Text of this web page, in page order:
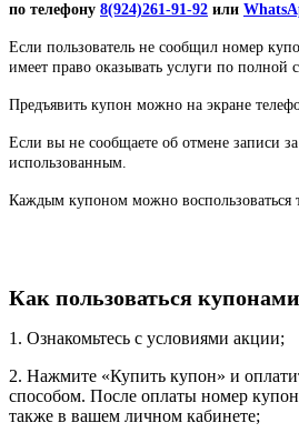
по телефону 8(924)261-91-92 или
Если пользователь не сообщил номер
имеет право оказывать услуги по полной
Предъявить купон можно на экране
Если вы не сообщаете об отмене записи
использованным.
Каждым купоном можно воспользоваться
Как пользоваться купонами
1. Ознакомьтесь с условиями акции;
2. Нажмите «Купить купон» и
способом. После оплаты номер
также в вашем личном кабинете;